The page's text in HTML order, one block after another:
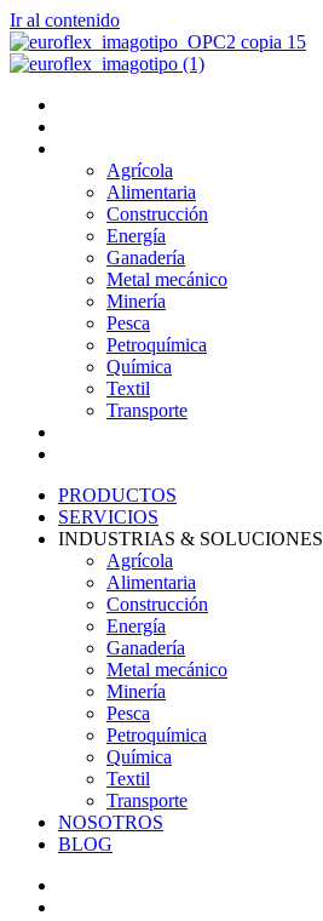
Ir al contenido
Agrícola
Alimentaria
Construcción
Energía
Ganadería
Metal mecánico
Minería
Pesca
Petroquímica
Química
Textil
Transporte
PRODUCTOS
SERVICIOS
INDUSTRIAS & SOLUCIONES
Agrícola
Alimentaria
Construcción
Energía
Ganadería
Metal mecánico
Minería
Pesca
Petroquímica
Química
Textil
Transporte
NOSOTROS
BLOG